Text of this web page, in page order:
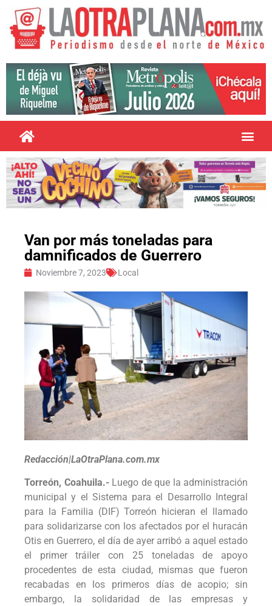
Van por más toneladas para
damnificados de Guerrero
Noviembre 7, 2023 Local
Redacción|LaOtraPlana.com.mx
Torreón, Coahuila.- Luego de que la administración
municipal y el Sistema para el Desarrollo Integral
para la Familia (DIF) Torreón hicieran el llamado
para solidarizarse con los afectados por el huracán
Otis en Guerrero, el día de ayer arribó a aquel estado
el primer tráiler con 25 toneladas de apoyo
procedentes de esta ciudad, mismas que fueron
recabadas en los primeros días de acopio; sin
embargo, la solidaridad de las empresas y